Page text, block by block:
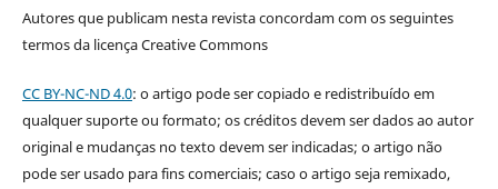
Autores que publicam nesta revista concordam com os seguintes
termos da licença Creative Commons
CC BY-NC-ND 4.0: o artigo pode ser copiado e redistribuído em
qualquer suporte ou formato; os créditos devem ser dados ao autor
original e mudanças no texto devem ser indicadas; o artigo não
pode ser usado para fins comerciais; caso o artigo seja remixado,